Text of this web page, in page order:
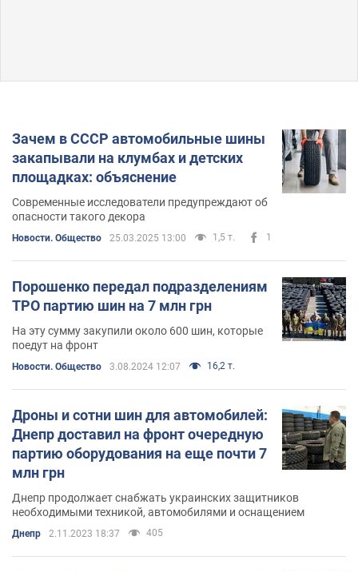
Зачем в СССР автомобильные шины
закапывали на клумбах и детских
площадках: объяснение
Современные исследователи предупреждают об
опасности такого декора
Новости. Общество 25.03.2025 13:00 1,5 т. 1
Порошенко передал подразделениям
ТРО партию шин на 7 млн грн
На эту сумму закупили около 600 шин, которые
поедут на фронт
Новости. Общество 3.08.2024 12:07 16,2 т.
Дроны и сотни шин для автомобилей:
Днепр доставил на фронт очередную
партию оборудования на еще почти 7
млн грн
Днепр продолжает снабжать украинских защитников
необходимыми техникой, автомобилями и оснащением
Днепр 2.11.2023 18:37 405